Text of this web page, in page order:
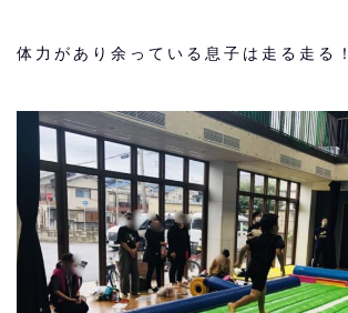
体力があり余っている息子は走る走る！